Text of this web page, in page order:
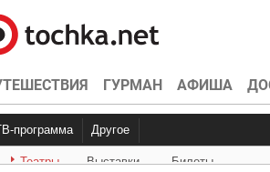
ГУРМАН АФИША
контроля Интервью Эксклюзив
ТВ-программа Другое
Конкурсы Видео
Театры Выставки Билеты